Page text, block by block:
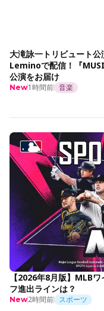
大滝詠一トリビュート
Leminoで配信！『
公演をお届け
New1時間前 音楽
【2026年8月版】MLB
フ進出ラインは？
New2時間前 スポーツ